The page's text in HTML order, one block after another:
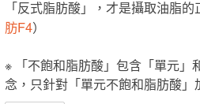
「反式脂肪酸」，才是攝取油脂
肪F4）
※ 「不飽和脂肪酸」包含「單元」
念，只針對「單元不飽和脂肪酸」